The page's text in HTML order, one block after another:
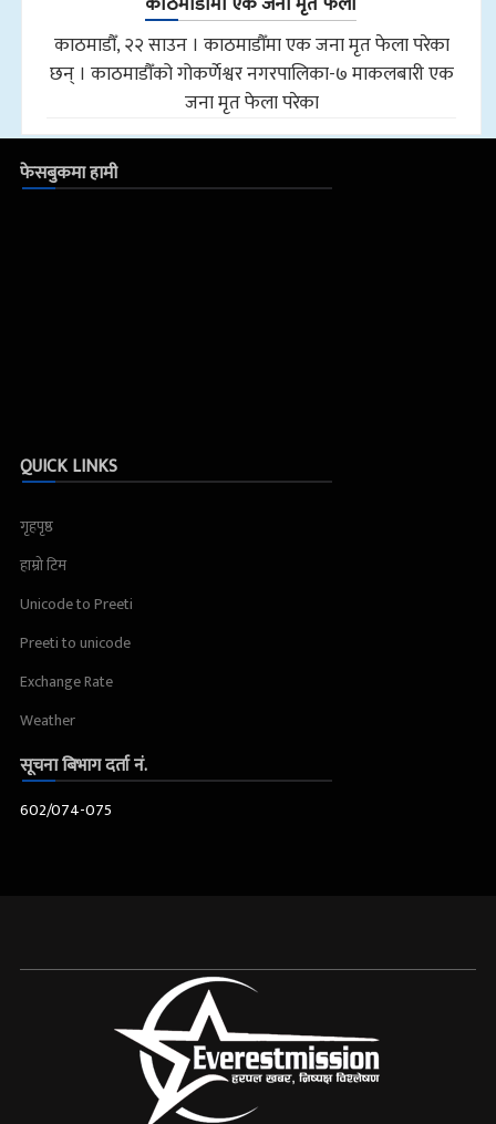
काठमाडौँ, २२ साउन । काठमाडौँमा एक जना मृत फेला परेका
छन् । काठमाडौँको गोकर्णेश्वर नगरपालिका-७ माकलबारी एक
जना मृत फेला परेका
फेसबुकमा हामी
QUICK LINKS
गृहपृष्ठ
हाम्रो टिम
Unicode to Preeti
Preeti to unicode
Exchange Rate
Weather
सूचना बिभाग दर्ता नं.
602/074-075